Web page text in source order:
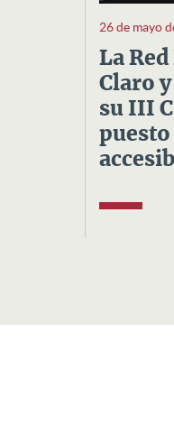
26 de mayo
La
Claro
su III
puesto